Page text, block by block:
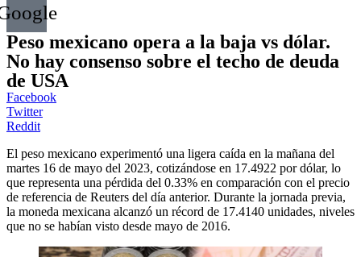
Peso mexicano opera a la baja vs dólar.
No hay consenso sobre el techo de deuda
de USA
Facebook
Twitter
Reddit
El peso mexicano experimentó una ligera caída en la mañana del
martes 16 de mayo del 2023, cotizándose en 17.4922 por dólar, lo
que representa una pérdida del 0.33% en comparación con el precio
de referencia de Reuters del día anterior. Durante la jornada previa,
la moneda mexicana alcanzó un récord de 17.4140 unidades, niveles
que no se habían visto desde mayo de 2016.